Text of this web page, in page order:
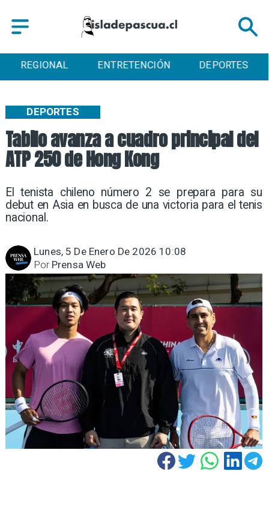
REGIONAL ENTRETENCIÓN DEPORTES
Tabilo avanza a cuadro principal del
ATP 250 de Hong Kong
El tenista chileno número 2 se prepara para su
debut en Asia en busca de una victoria para el tenis
nacional.
DEPORTES
Lunes, 5 De Enero De 2026 10:08
Prensa Web
Por